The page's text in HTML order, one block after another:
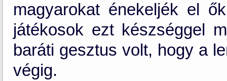
magyarokat énekeljék el
játékosok ezt készséggel
baráti gesztus volt, hogy a
végig.